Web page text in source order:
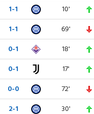
1-1 10'
1-1 69'
0-1 18'
0-1 17'
0-0 72'
2-1 30'